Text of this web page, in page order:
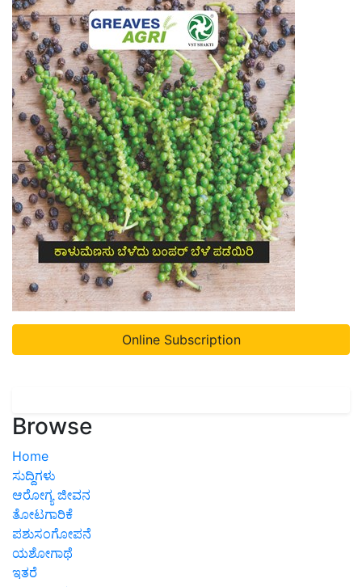
Online Subscription
Browse
Home
ಸುದ್ದಿಗಳು
ಆರೋಗ್ಯ ಜೀವನ
ತೋಟಗಾರಿಕೆ
ಪಶುಸಂಗೋಪನೆ
ಯಶೋಗಾಥೆ
ಇತರೆ